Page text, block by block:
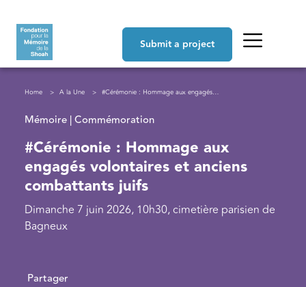
Submit a project
Breadcrumb
Home A la Une #Cérémonie : Hommage aux engagés volontaires et anciens combattants juifs
Mémoire | Commémoration
#Cérémonie : Hommage aux
engagés volontaires et anciens
combattants juifs
Dimanche 7 juin 2026, 10h30, cimetière parisien de
Bagneux
Partager